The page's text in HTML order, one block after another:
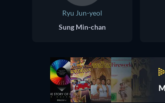
Ryu Jun-yeol
Sung Min-chan